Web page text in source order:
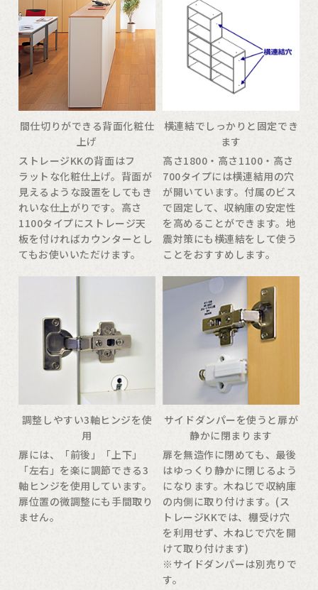
間仕切りができる背面化粧仕
上げ
ストレージKKの背面はフ
ラットな化粧仕上げ。背面が
見えるような設置をしてもき
れいな仕上がりです。高さ
1100タイプにストレージ天
板を付ければカウンターとし
てもお使いいただけます。
横連結でしっかりと固定でき
ます
高さ1800・高さ1100・高さ
700タイプには横連結用の穴
が開いています。付属のビス
で固定して、収納庫の安定性
を高めることができます。地
震対策にも横連結をして使う
ことをおすすめします。
調整しやすい3軸ヒンジを使
用
扉には、「前後」「上下」
「左右」を楽に調節できる3
軸ヒンジを使用しています。
扉位置の微調整にも手間取り
ません。
サイドダンパーを使うと扉が
静かに閉まります
扉を無造作に閉めても、最後
はゆっくり静かに閉じるよう
になります。木ねじで収納庫
の内側に取り付けます。(ス
トレージKKでは、棚受け穴
を利用せず、木ねじで穴を開
けて取り付けます)
※ サイドダンパーは別売りで
す。